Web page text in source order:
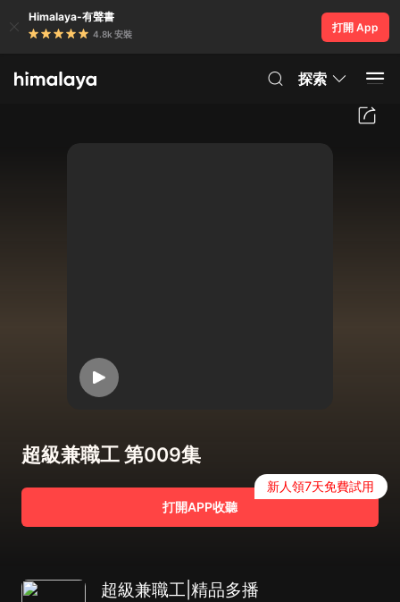
Himalaya-有聲書
4.8k 安裝
打開 App
探索
超級兼職工 第009集
打開APP收聽
新人領7天免費試用
超級兼職工|精品多播